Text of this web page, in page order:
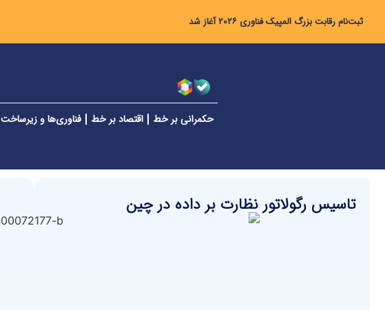
ثبت‌نام رقابت بزرگ المپیک فناوری ۲۰۲۶ آغاز شد
حکمرانی بر خط اقتصاد بر خط فناوری‌ها و زیرساخت
تاسیس رگولاتور نظارت بر داده در چین